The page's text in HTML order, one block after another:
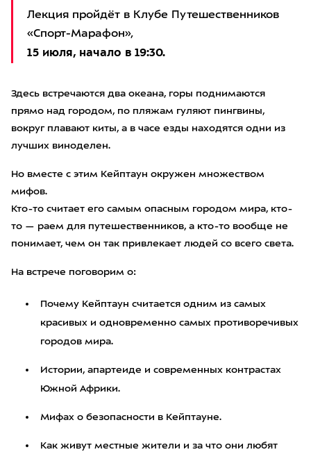
Лекция пройдёт в Клубе Путешественников
«Спорт-Марафон»,
15 июля, начало в 19:30.
Здесь встречаются два океана, горы поднимаются
прямо над городом, по пляжам гуляют пингвины,
вокруг плавают киты, а в часе езды находятся одни из
лучших виноделен.
Но вместе с этим Кейптаун окружен множеством
мифов.
Кто-то считает его самым опасным городом мира, кто-
то — раем для путешественников, а кто-то вообще не
понимает, чем он так привлекает людей со всего света.
На встрече поговорим о:
Почему Кейптаун считается одним из самых
красивых и одновременно самых противоречивых
городов мира.
Истории, апартеиде и современных контрастах
Южной Африки.
Мифах о безопасности в Кейптауне.
Как живут местные жители и за что они любят